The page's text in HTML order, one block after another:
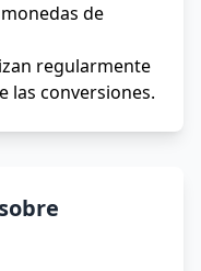
de
regularmente
las conversiones.